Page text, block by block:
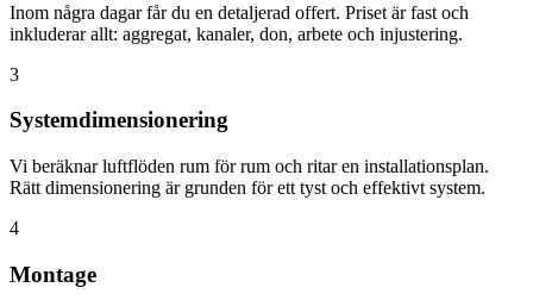
Inom några dagar får du en detaljerad offert. Priset är fast och
inkluderar allt: aggregat, kanaler, don, arbete och injustering.
3
Systemdimensionering
Vi beräknar luftflöden rum för rum och ritar en installationsplan.
Rätt dimensionering är grunden för ett tyst och effektivt system.
4
Montage